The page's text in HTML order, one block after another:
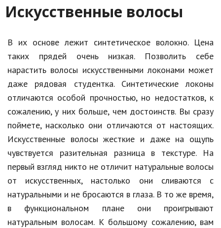
Мода и стиль
Хобби и развлечения
Финансы
Юриспруденция
Природа
Образование
Наука и технологии
Искусственные волосы
В их основе лежит синтетическое волокно. Цена
таких прядей очень низкая. Позволить себе
нарастить волосы искусственными локонами может
даже рядовая студентка. Синтетические локоны
отличаются особой прочностью, но недостатков, к
сожалению, у них больше, чем достоинств. Вы сразу
поймете, насколько они отличаются от настоящих.
Искусственные волосы жесткие и даже на ощупь
чувствуется разительная разница в текстуре. На
первый взгляд никто не отличит натуральные волосы
от искусственных, настолько они сливаются с
натуральными и не бросаются в глаза. В то же время,
в функциональном плане они проигрывают
натуральным волосам. К большому сожалению, вам